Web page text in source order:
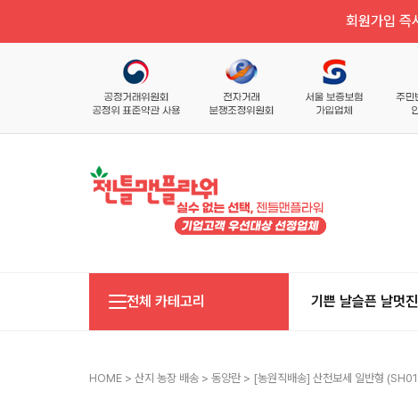
회원가입 즉
전체 카테고리 기쁜 날슬픈 날멋
HOME > 산지 농장 배송 > 동양란> [농원직배송] 산천보세 일반형